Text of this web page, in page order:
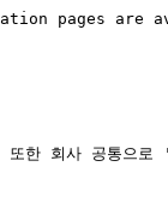
pages are
한 회사 공통으로